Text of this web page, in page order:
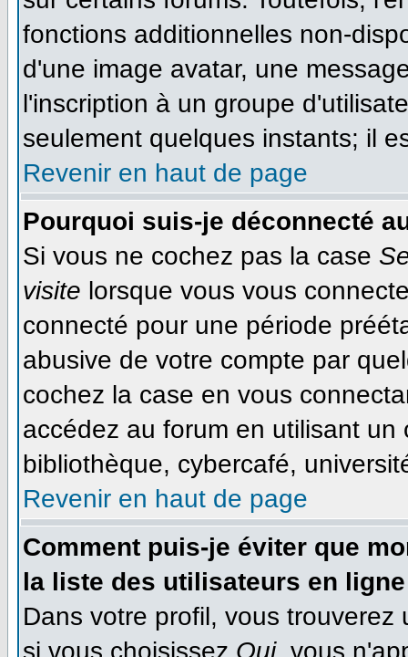
fonctions additionnelles non-
d'une image avatar, une
l'inscription à un groupe
seulement quelques instants; il
Revenir en haut de page
Pourquoi suis-je déconnecté
Si vous ne cochez pas la case
visite lorsque vous vous
connecté pour une période
abusive de votre compte par
cochez la case en vous
accédez au forum en utilisant
bibliothèque, cybercafé,
Revenir en haut de page
Comment puis-je éviter que
la liste des utilisateurs en
Dans votre profil, vous
si vous choisissez Oui, vous